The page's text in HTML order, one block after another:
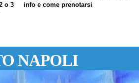
o 3
info e come prenotarsi
NAPOLI